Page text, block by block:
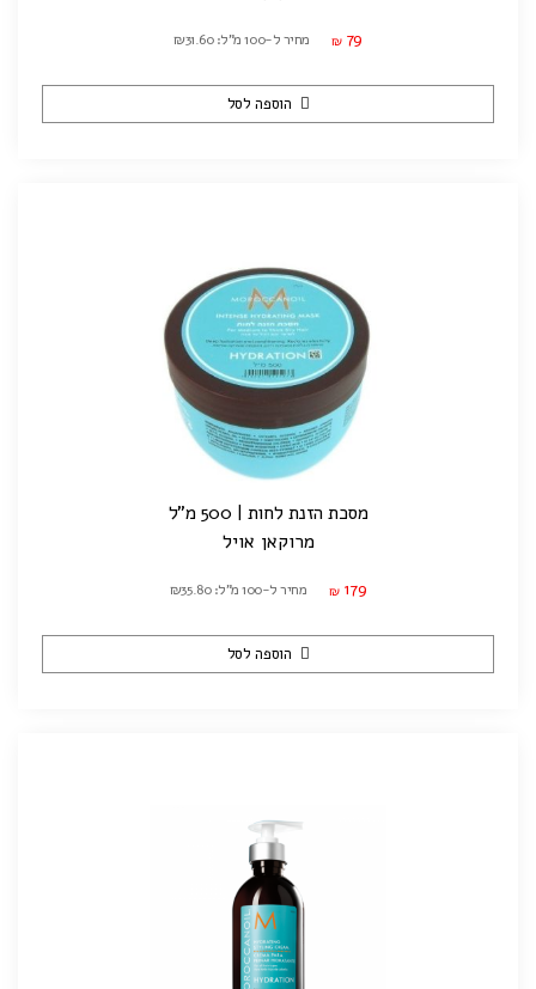
₪ 79 מחיר ל-100 מ"ל: ₪31.60
הוספה לסל
מסכת הזנת לחות | 500 מ"ל
מרוקאן אויל
₪ 179 מחיר ל-100 מ"ל: ₪35.80
הוספה לסל